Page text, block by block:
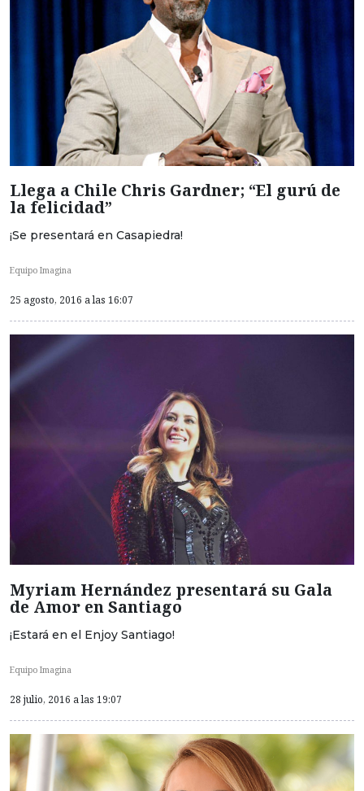
Llega a Chile Chris Gardner; “El gurú de
la felicidad”
¡Se presentará en Casapiedra!
Equipo Imagina
25 agosto, 2016 a las 16:07
Myriam Hernández presentará su Gala
de Amor en Santiago
¡Estará en el Enjoy Santiago!
Equipo Imagina
28 julio, 2016 a las 19:07